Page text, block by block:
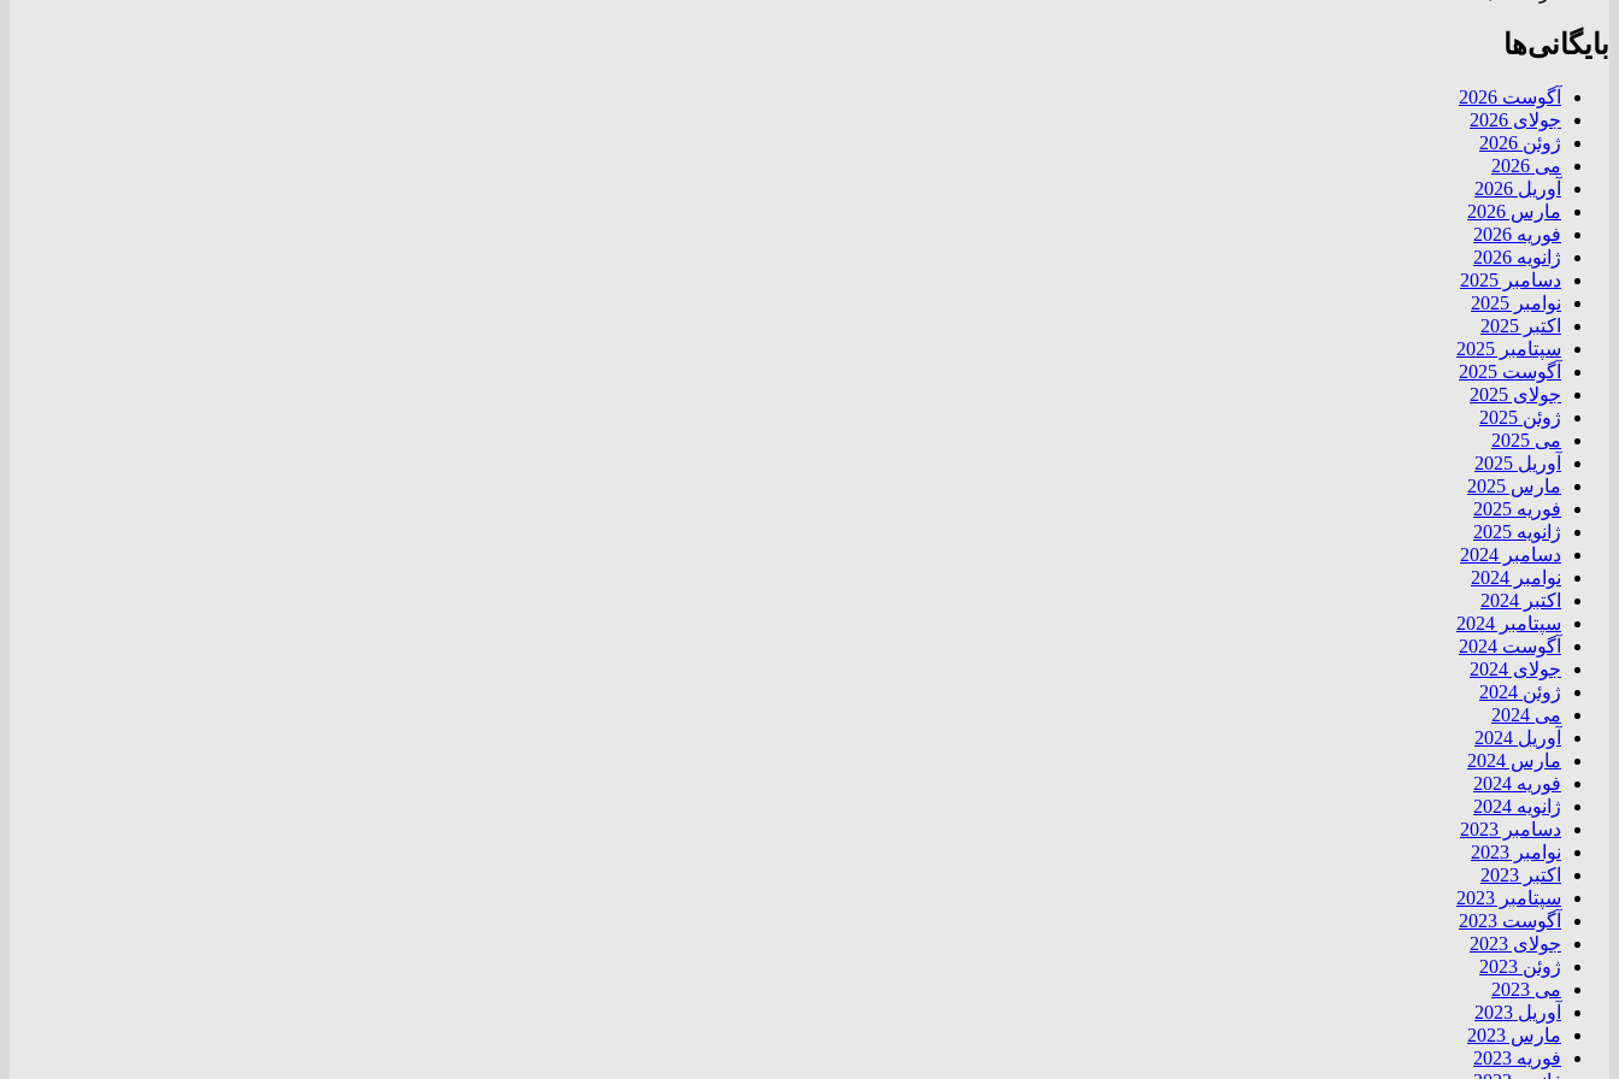
بایگانی‌ها
آگوست 2026
جولای 2026
ژوئن 2026
می 2026
آوریل 2026
مارس 2026
فوریه 2026
ژانویه 2026
دسامبر 2025
نوامبر 2025
اکتبر 2025
سپتامبر 2025
آگوست 2025
جولای 2025
ژوئن 2025
می 2025
آوریل 2025
مارس 2025
فوریه 2025
ژانویه 2025
دسامبر 2024
نوامبر 2024
اکتبر 2024
سپتامبر 2024
آگوست 2024
جولای 2024
ژوئن 2024
می 2024
آوریل 2024
مارس 2024
فوریه 2024
ژانویه 2024
دسامبر 2023
نوامبر 2023
اکتبر 2023
سپتامبر 2023
آگوست 2023
جولای 2023
ژوئن 2023
می 2023
آوریل 2023
مارس 2023
فوریه 2023